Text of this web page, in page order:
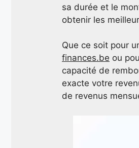
sa durée et le
obtenir les
Que ce soit pour
finances.be ou
capacité de
exacte votre
de revenus